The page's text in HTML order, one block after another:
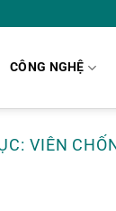
CÔNG NGHỆ
VIÊN